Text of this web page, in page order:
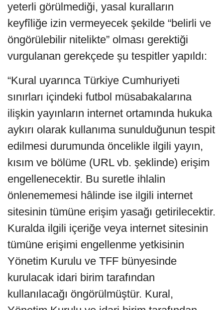
yeterli görülmediği, yasal kuralların
keyfîliğe izin vermeyecek şekilde “belirli ve
öngörülebilir nitelikte” olması gerektiği
vurgulanan gerekçede şu tespitler yapıldı:
“Kural uyarınca Türkiye Cumhuriyeti
sınırları içindeki futbol müsabakalarına
ilişkin yayınların internet ortamında hukuka
aykırı olarak kullanıma sunulduğunun tespit
edilmesi durumunda öncelikle ilgili yayın,
kısım ve bölüme (URL vb. şeklinde) erişim
engellenecektir. Bu suretle ihlalin
önlenememesi hâlinde ise ilgili internet
sitesinin tümüne erişim yasağı getirilecektir.
Kuralda ilgili içeriğe veya internet sitesinin
tümüne erişimi engellenme yetkisinin
Yönetim Kurulu ve TFF bünyesinde
kurulacak idari birim tarafından
kullanılacağı öngörülmüştür. Kural,